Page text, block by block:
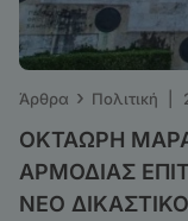
Άρθρα › Πολιτική
ΟΚΤΑΩΡΗ
ΑΡΜΟΔΙΑΣ
ΝΕΟ